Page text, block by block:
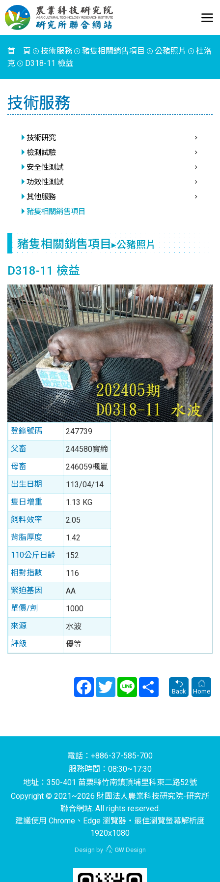
首 頁 技術服務 豬隻相關銷售項目 公豬照片
杜洛
克
D318-11 檢益
技術服務
技術研究
檢測試驗
安全性測試
功效性測試
其他服務
豬隻相關銷售項目
豬隻相關銷售項目▸公豬照片
D318-11 檢益
登錄號碼
247739
父畜
244580寶締
母畜
246059楓嵐
出生日期
113/04/14
隻日增重
1.13 KG
飼料效率
2.05
背脂厚度
1.42
110公斤日齡
152
相對指數
116
緊迫基因
AA
單價/劑
1000
來源
水波
評級
優等
FacebookTwitter Line
Share
Back
Home
電話：+886-37-585-700
服務時間：08:30~17:30
地址：350-401 苗栗縣竹南鎮頂埔里科東二路52號
Copyright © 2021~2026 財團法人農業科技研究院-研究所
聯合網站. All rights reserved.
建議使用 Chrome、Edge 瀏覽器‧最佳瀏覽螢幕解析度
1920x1080
Design by GWDesign